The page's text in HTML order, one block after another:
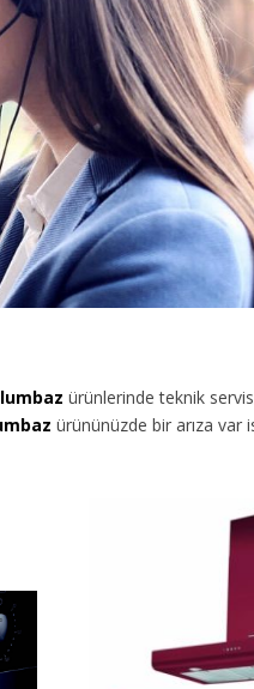
ürünlerinde teknik
ürününüzde bir arıza var